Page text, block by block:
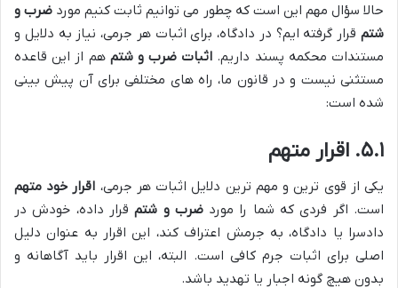
حالا سؤال مهم این است که چطور می توانیم ثابت کنیم مورد ضرب و
شتم قرار گرفته ایم؟ در دادگاه، برای اثبات هر جرمی، نیاز به دلایل و
مستندات محکمه پسند داریم. اثبات ضرب و شتم هم از این قاعده
مستثنی نیست و در قانون ما، راه های مختلفی برای آن پیش بینی
شده است:
۵.۱. اقرار متهم
یکی از قوی ترین و مهم ترین دلایل اثبات هر جرمی، اقرار خود متهم
است. اگر فردی که شما را موردضرب و شتمقرار داده، خودش در
دادسرا یا دادگاه، به جرمش اعتراف کند، این اقرار به عنوان دلیل
اصلی برای اثبات جرم کافی است. البته، این اقرار باید آگاهانه و
بدون هیچ گونه اجبار یا تهدید باشد.